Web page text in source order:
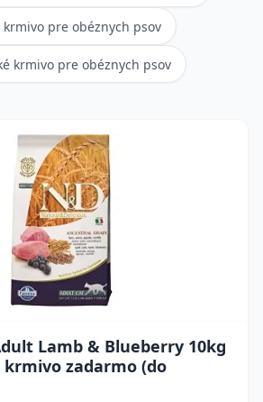
pre obéznych psov
krmivo pre obéznych psov
Lamb & Blueberry 10kg
krmivo zadarmo (do